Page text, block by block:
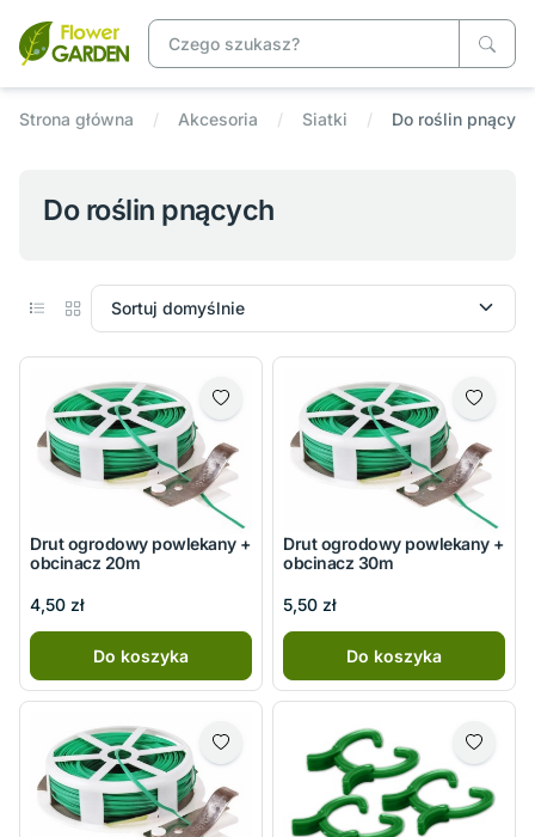
Strona główna Akcesoria Siatki Do roślin pnących
Do roślin pnących
Drut ogrodowy powlekany +
obcinacz 20m
4,50 zł
Do koszyka
Drut ogrodowy powlekany +
obcinacz 30m
5,50 zł
Do koszyka